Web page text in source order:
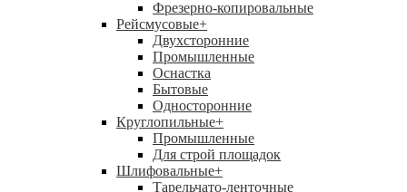
Фрезерно-копировальные
Рейсмусовые+
Двухсторонние
Промышленные
Оснастка
Бытовые
Односторонние
Круглопильные+
Промышленные
Для строй площадок
Шлифовальные+
Тарельчато-ленточные